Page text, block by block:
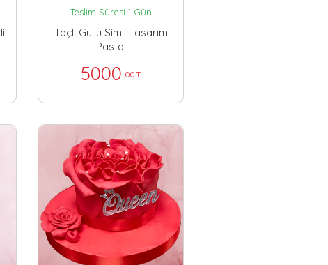
Teslim Süresi 1 Gün
Taçlı Güllü Simli Tasarım
Pasta.
5000 ,00 TL